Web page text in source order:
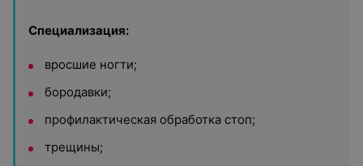
Специализация:
вросшие ногти;
бородавки;
профилактическая обработка стоп;
трещины;